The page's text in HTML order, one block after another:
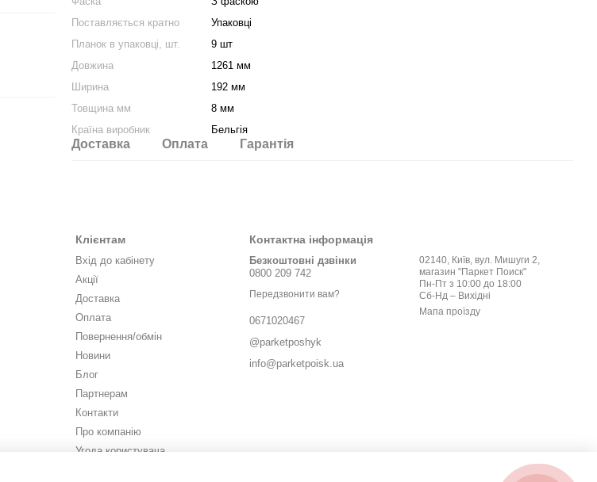
Поставляється кратно
Упаковці
Планок в упаковці, шт.
9 шт
Довжина
1261 мм
Ширина
192 мм
Товщина мм
8 мм
Країна виробник
Бельгія
Доставка Оплата Гарантія
Клієнтам
Вхід до кабінету
Акції
Доставка
Оплата
Повернення/обмін
Новини
Блог
Партнерам
Контакти
Про компанію
Угода користувача
Контактна інформація
Безкоштовні дзвінки
0800 209 742
Передзвонити вам?
0671020467
@parketposhyk
info@parketpoisk.ua
02140, Київ, вул. Мишуги 2,
магазин "Паркет Поиск"
Пн-Пт з 10:00 до 18:00
Сб-Нд – Вихідні
Мапа проїзду